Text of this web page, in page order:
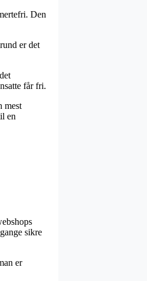
Den
er det
får fri.
mest
en
sikre
er